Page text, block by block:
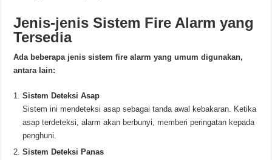
Jenis-jenis Sistem Fire Alarm yang
Tersedia
Ada beberapa jenis sistem fire alarm yang umum digunakan,
antara lain:
Sistem Deteksi Asap
Sistem ini mendeteksi asap sebagai tanda awal kebakaran. Ketika
asap terdeteksi, alarm akan berbunyi, memberi peringatan kepada
penghuni.
Sistem Deteksi Panas